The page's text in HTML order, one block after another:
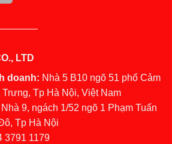
LTD
doanh: Nhà 5 B10 ngõ 51 phố Cảm
Tp Hà Nội, Việt Nam
Nhà 9, ngách 1/52 ngõ 1 Phạm Tuấn
Tp Hà Nội
3791 1179